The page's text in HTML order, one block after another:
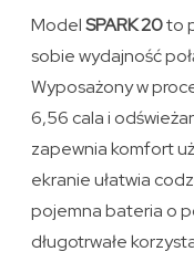
ModelSPARK 20to
sobie wydajność
Wyposażony w
6,56 cala i
zapewnia komfort
ekranie ułatwia
pojemna bateria o
długotrwałe